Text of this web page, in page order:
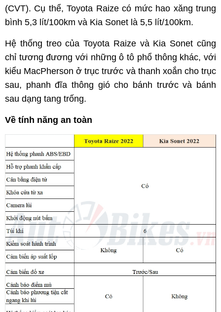
(CVT). Cụ thể, Toyota Raize có mức hao xăng trung
bình 5,3 lít/100km và Kia Sonet là 5,5 lít/100km.
Hệ thống treo của Toyota Raize và Kia Sonet cũng
chỉ tương đương với những ô tô phổ thông khác, với
kiểu MacPherson ở trục trước và thanh xoắn cho trục
sau, phanh đĩa thông gió cho bánh trước và bánh
sau dạng tang trống.
Về tính năng an toàn